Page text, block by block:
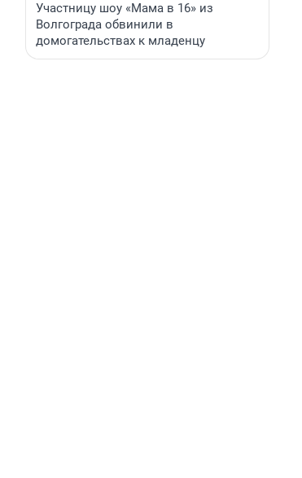
Участницу шоу «Мама в 16» из
Волгограда обвинили в
домогательствах к младенцу